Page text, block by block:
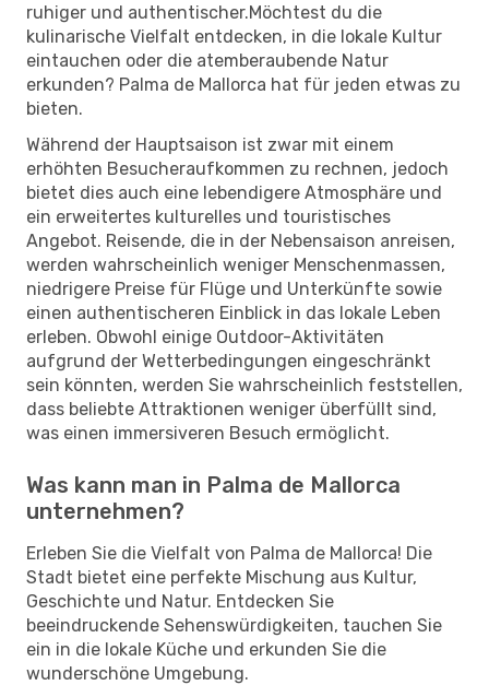
ruhiger und authentischer.Möchtest du die
kulinarische Vielfalt entdecken, in die lokale Kultur
eintauchen oder die atemberaubende Natur
erkunden? Palma de Mallorca hat für jeden etwas zu
bieten.
Während der Hauptsaison ist zwar mit einem
erhöhten Besucheraufkommen zu rechnen, jedoch
bietet dies auch eine lebendigere Atmosphäre und
ein erweitertes kulturelles und touristisches
Angebot. Reisende, die in der Nebensaison anreisen,
werden wahrscheinlich weniger Menschenmassen,
niedrigere Preise für Flüge und Unterkünfte sowie
einen authentischeren Einblick in das lokale Leben
erleben. Obwohl einige Outdoor-Aktivitäten
aufgrund der Wetterbedingungen eingeschränkt
sein könnten, werden Sie wahrscheinlich feststellen,
dass beliebte Attraktionen weniger überfüllt sind,
was einen immersiveren Besuch ermöglicht.
Was kann man in Palma de Mallorca
unternehmen?
Erleben Sie die Vielfalt von Palma de Mallorca! Die
Stadt bietet eine perfekte Mischung aus Kultur,
Geschichte und Natur. Entdecken Sie
beeindruckende Sehenswürdigkeiten, tauchen Sie
ein in die lokale Küche und erkunden Sie die
wunderschöne Umgebung.